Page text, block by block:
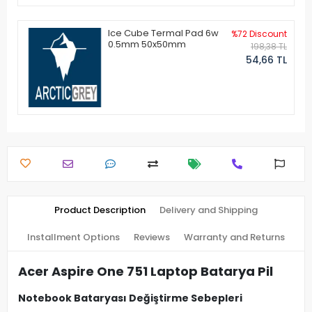
Ice Cube Termal Pad 6w
0.5mm 50x50mm
%72 Discount
198,38 TL
54,66 TL
Product Description Delivery and Shipping
Installment Options Reviews Warranty and Returns
Acer Aspire One 751 Laptop Batarya Pil
Notebook Bataryası Değiştirme Sebepleri